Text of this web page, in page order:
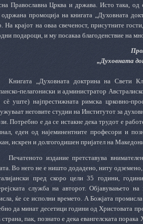
Православна Црква и држава. Исто така, од
промоција на книгата „Духовната
На крајот на оваа свеченост, присутните
подароци, и му посакаа благоденствие на
„Духовната
Книгата „Духовната доктрина на Свети
пелагониски и администратор
уште) најпрестижната римска црковно-
неговите студии на Институтот за
Потребно е да се истакне дека трудот е
еден од најеминентните професори и
искрен и долгогодишен пријател на
Печатеното издание претставува
Во него не е ништо додадено, ниту
пред скоро цели 35 години,
служба на авторот. Објавувањето
ќе се исполни времето. А Божјата
да минат десетици години од Христовата
страна, пак, познато е дека евангелската